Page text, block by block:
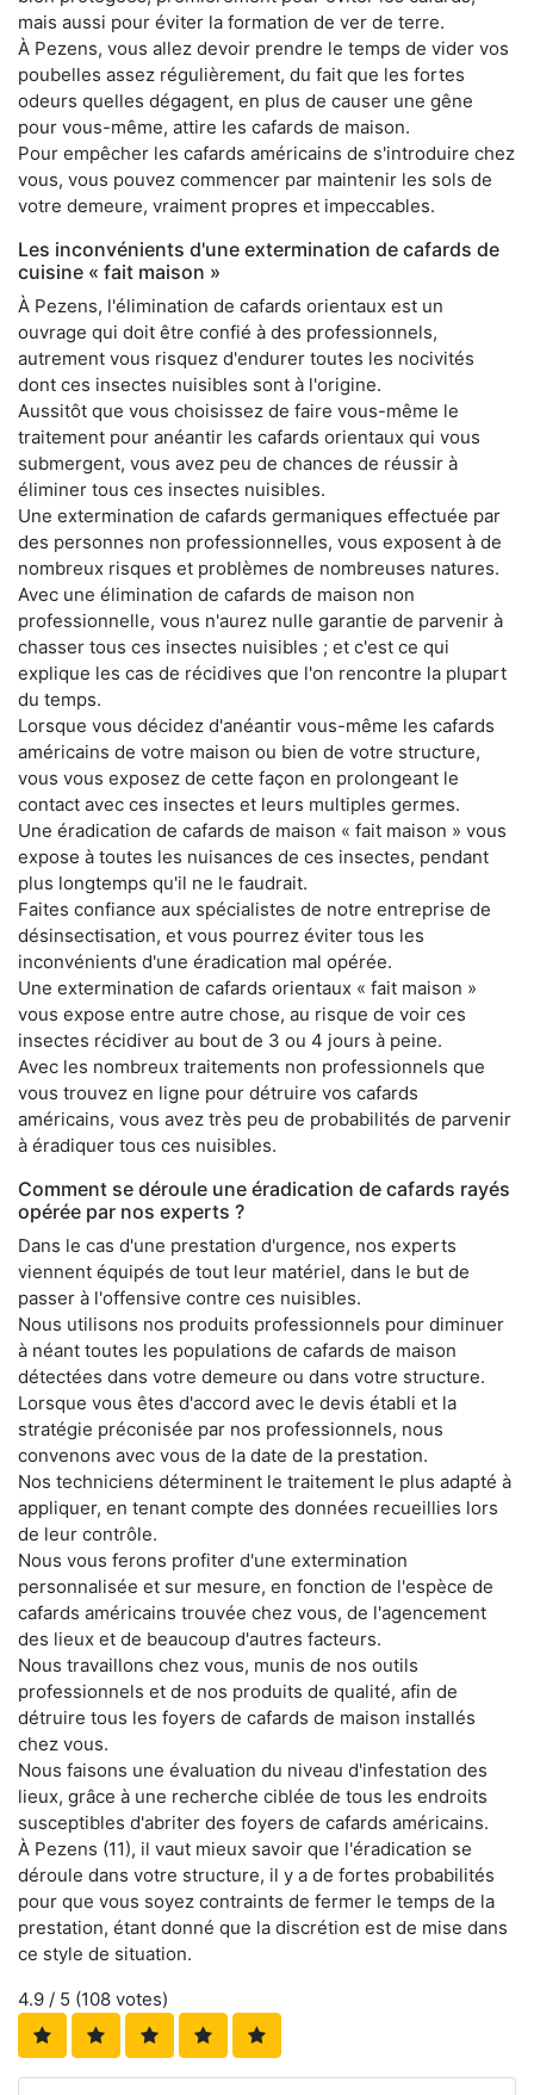
mais aussi pour éviter la formation de ver de terre.
À Pezens, vous allez devoir prendre le temps de vider vos
poubelles assez régulièrement, du fait que les fortes
odeurs quelles dégagent, en plus de causer une gêne
pour vous-même, attire les cafards de maison.
Pour empêcher les cafards américains de s'introduire chez
vous, vous pouvez commencer par maintenir les sols de
votre demeure, vraiment propres et impeccables.
Les inconvénients d'une extermination de cafards de
cuisine « fait maison »
À Pezens, l'élimination de cafards orientaux est un
ouvrage qui doit être confié à des professionnels,
autrement vous risquez d'endurer toutes les nocivités
dont ces insectes nuisibles sont à l'origine.
Aussitôt que vous choisissez de faire vous-même le
traitement pour anéantir les cafards orientaux qui vous
submergent, vous avez peu de chances de réussir à
éliminer tous ces insectes nuisibles.
Une extermination de cafards germaniques effectuée par
des personnes non professionnelles, vous exposent à de
nombreux risques et problèmes de nombreuses natures.
Avec une élimination de cafards de maison non
professionnelle, vous n'aurez nulle garantie de parvenir à
chasser tous ces insectes nuisibles ; et c'est ce qui
explique les cas de récidives que l'on rencontre la plupart
du temps.
Lorsque vous décidez d'anéantir vous-même les cafards
américains de votre maison ou bien de votre structure,
vous vous exposez de cette façon en prolongeant le
contact avec ces insectes et leurs multiples germes.
Une éradication de cafards de maison « fait maison » vous
expose à toutes les nuisances de ces insectes, pendant
plus longtemps qu'il ne le faudrait.
Faites confiance aux spécialistes de notre entreprise de
désinsectisation, et vous pourrez éviter tous les
inconvénients d'une éradication mal opérée.
Une extermination de cafards orientaux « fait maison »
vous expose entre autre chose, au risque de voir ces
insectes récidiver au bout de 3 ou 4 jours à peine.
Avec les nombreux traitements non professionnels que
vous trouvez en ligne pour détruire vos cafards
américains, vous avez très peu de probabilités de parvenir
à éradiquer tous ces nuisibles.
Comment se déroule une éradication de cafards rayés
opérée par nos experts ?
Dans le cas d'une prestation d'urgence, nos experts
viennent équipés de tout leur matériel, dans le but de
passer à l'offensive contre ces nuisibles.
Nous utilisons nos produits professionnels pour diminuer
à néant toutes les populations de cafards de maison
détectées dans votre demeure ou dans votre structure.
Lorsque vous êtes d'accord avec le devis établi et la
stratégie préconisée par nos professionnels, nous
convenons avec vous de la date de la prestation.
Nos techniciens déterminent le traitement le plus adapté à
appliquer, en tenant compte des données recueillies lors
de leur contrôle.
Nous vous ferons profiter d'une extermination
personnalisée et sur mesure, en fonction de l'espèce de
cafards américains trouvée chez vous, de l'agencement
des lieux et de beaucoup d'autres facteurs.
Nous travaillons chez vous, munis de nos outils
professionnels et de nos produits de qualité, afin de
détruire tous les foyers de cafards de maison installés
chez vous.
Nous faisons une évaluation du niveau d'infestation des
lieux, grâce à une recherche ciblée de tous les endroits
susceptibles d'abriter des foyers de cafards américains.
À Pezens (11), il vaut mieux savoir que l'éradication se
déroule dans votre structure, il y a de fortes probabilités
pour que vous soyez contraints de fermer le temps de la
prestation, étant donné que la discrétion est de mise dans
ce style de situation.
4.9 / 5 (108 votes)